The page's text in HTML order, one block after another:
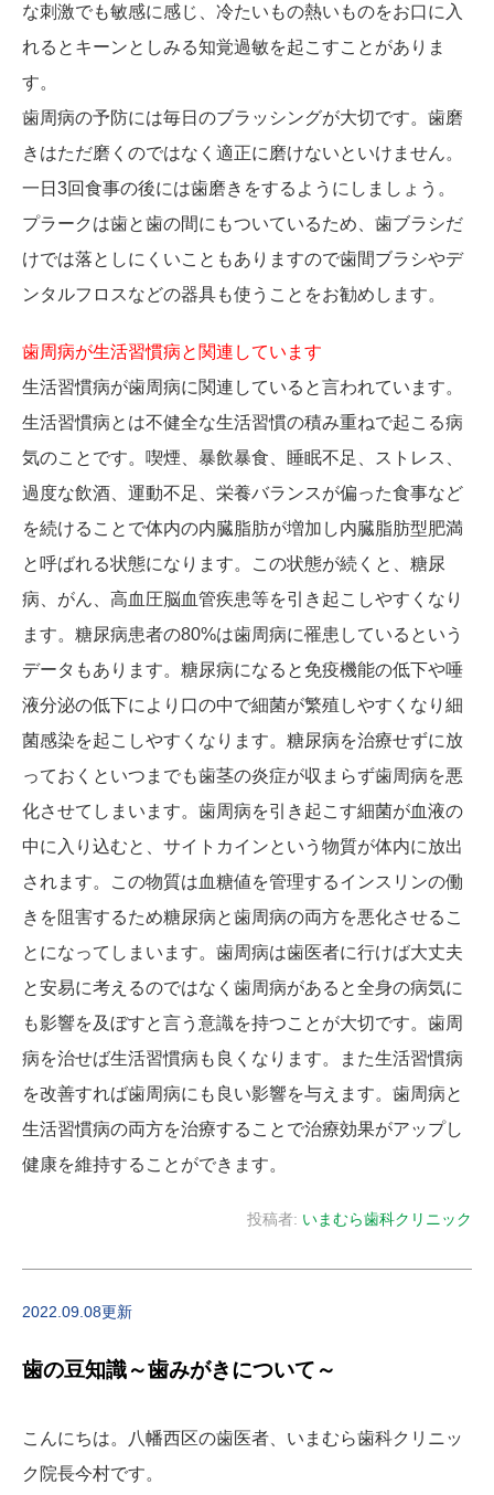
な刺激でも敏感に感じ、冷たいもの熱いものをお口に入
れるとキーンとしみる知覚過敏を起こすことがありま
す。
歯周病の予防には毎日のブラッシングが大切です。歯磨
きはただ磨くのではなく適正に磨けないといけません。
一日3回食事の後には歯磨きをするようにしましょう。
プラークは歯と歯の間にもついているため、歯ブラシだ
けでは落としにくいこともありますので歯間ブラシやデ
ンタルフロスなどの器具も使うことをお勧めします。
歯周病が生活習慣病と関連しています
生活習慣病が歯周病に関連していると言われています。
生活習慣病とは不健全な生活習慣の積み重ねで起こる病
気のことです。喫煙、暴飲暴食、睡眠不足、ストレス、
過度な飲酒、運動不足、栄養バランスが偏った食事など
を続けることで体内の内臓脂肪が増加し内臓脂肪型肥満
と呼ばれる状態になります。この状態が続くと、糖尿
病、がん、高血圧脳血管疾患等を引き起こしやすくなり
ます。糖尿病患者の80%は歯周病に罹患しているという
データもあります。糖尿病になると免疫機能の低下や唾
液分泌の低下により口の中で細菌が繁殖しやすくなり細
菌感染を起こしやすくなります。糖尿病を治療せずに放
っておくといつまでも歯茎の炎症が収まらず歯周病を悪
化させてしまいます。歯周病を引き起こす細菌が血液の
中に入り込むと、サイトカインという物質が体内に放出
されます。この物質は血糖値を管理するインスリンの働
きを阻害するため糖尿病と歯周病の両方を悪化させるこ
とになってしまいます。歯周病は歯医者に行けば大丈夫
と安易に考えるのではなく歯周病があると全身の病気に
も影響を及ぼすと言う意識を持つことが大切です。歯周
病を治せば生活習慣病も良くなります。また生活習慣病
を改善すれば歯周病にも良い影響を与えます。歯周病と
生活習慣病の両方を治療することで治療効果がアップし
健康を維持することができます。
投稿者: いまむら歯科クリニック
2022.09.08更新
歯の豆知識～歯みがきについて～
こんにちは。八幡西区の歯医者、いまむら歯科クリニッ
ク院長今村です。